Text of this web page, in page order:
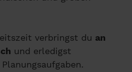
verbringst du an
und erledigst